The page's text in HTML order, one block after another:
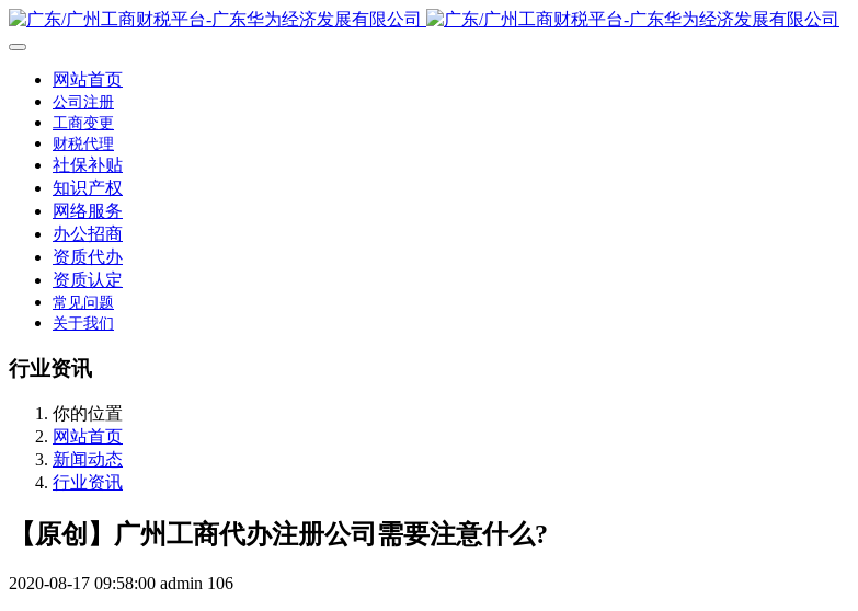
网站首页
公司注册
工商变更
财税代理
社保补贴
知识产权
网络服务
办公招商
资质代办
资质认定
常见问题
关于我们
行业资讯
你的位置
网站首页
新闻动态
行业资讯
【原创】广州工商代办注册公司需要注意什么?
2020-08-17 09:58:00 admin 106